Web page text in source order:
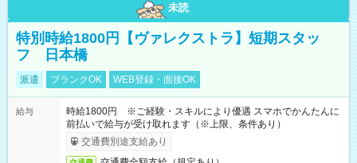
未読
特別時給1800円【ヴァレクストラ】短期スタッ
フ 日本橋
派遣 ブランクOK WEB登録・面接OK
給与
時給1800円 ※ご経験・スキルにより優遇 スマホでかんたんに
前払いで給与が受け取れます（※上限、条件あり）
交通費別途支給あり